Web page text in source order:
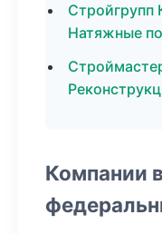
Натяжные
Компании